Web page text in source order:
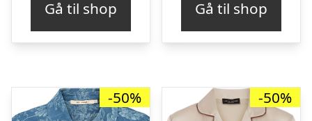
kr. 1.400,00.kr. 700,00.
Gå til shop Gå til shop
-50% -50%